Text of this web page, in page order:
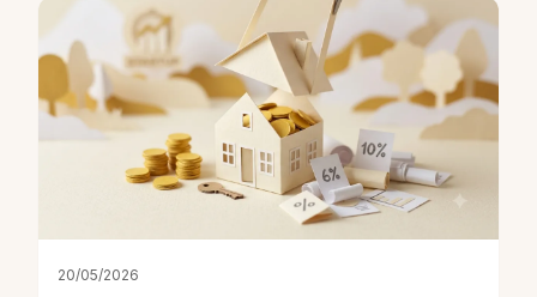
20/05/2026